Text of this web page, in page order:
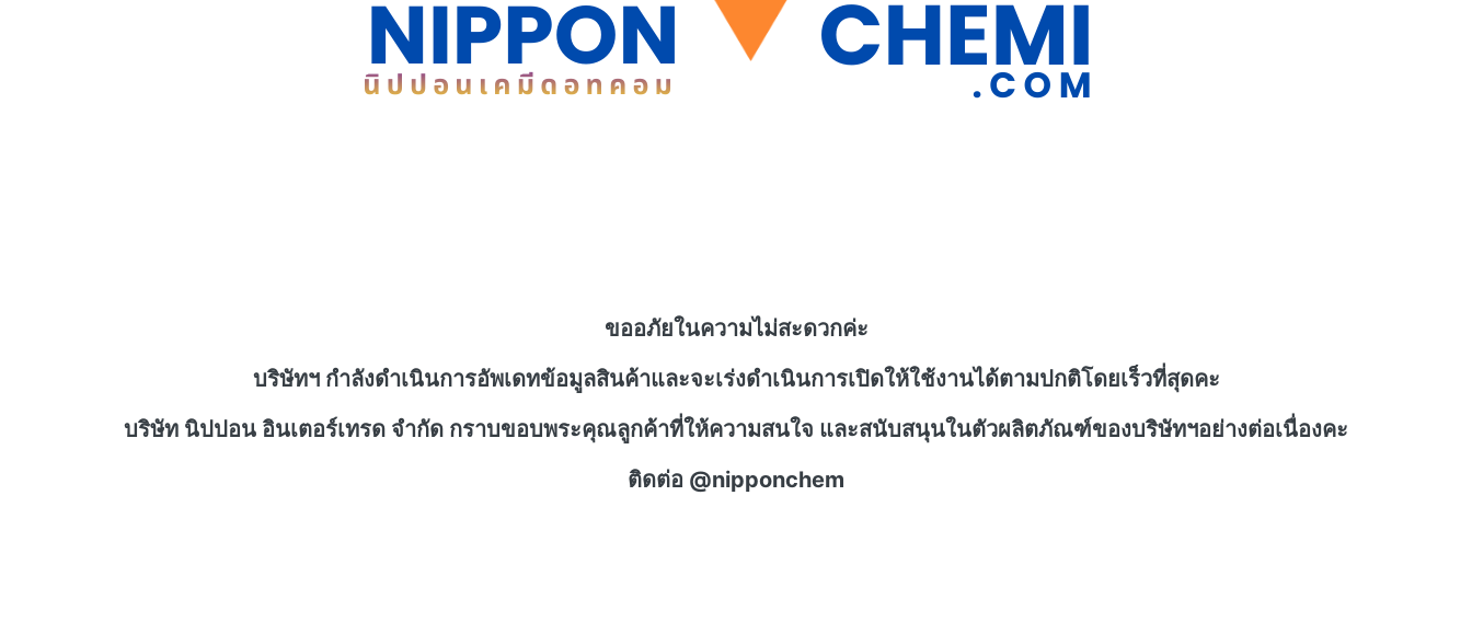
ขออภัยในความไม่สะดวกค่ะ
บริษัทฯ กำลังดำเนินการอัพเดทข้อมูลสินค้าและจะเร่งดำเนินการเปิดให้ใช้งานได้ตามปกติโดยเร็วที่สุดคะ
บริษัท นิปปอน อินเตอร์เทรด จำกัด กราบขอบพระคุณลูกค้าที่ให้ความสนใจ และสนับสนุนในตัวผลิตภัณฑ์ของบริษัทฯอย่างต่อเนื่องคะ
ติดต่อ @nipponchem